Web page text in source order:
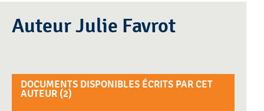
Auteur Julie Favrot
DOCUMENTS DISPONIBLES ÉCRITS PAR CET
AUTEUR (2)